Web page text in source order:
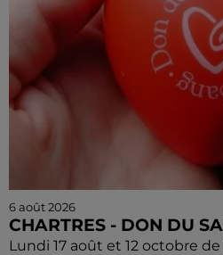
6 août 2026
CHARTRES - DON DU
Lundi 17 août et 12 octobre de